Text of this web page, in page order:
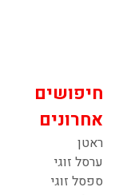
חיפושים
אחרונים
ראטן
ערסל זוגי
ספסל זוגי